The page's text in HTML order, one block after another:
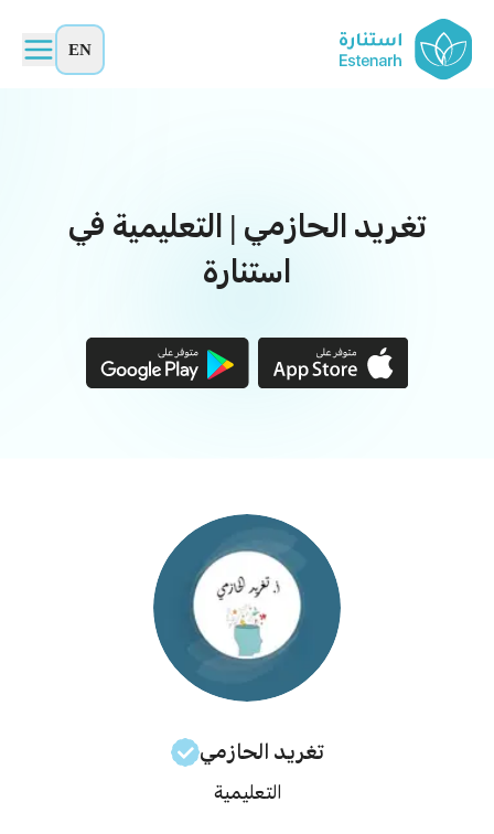
EN
تغريد الحازمي | التعليمية في
استنارة
تغريد الحازمي
التعليمية